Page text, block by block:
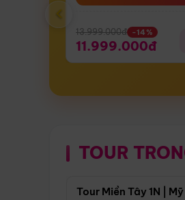
13.999.000đ -14%
11.999.000đ
‹
TOUR
Tour Miền Tây 1N |